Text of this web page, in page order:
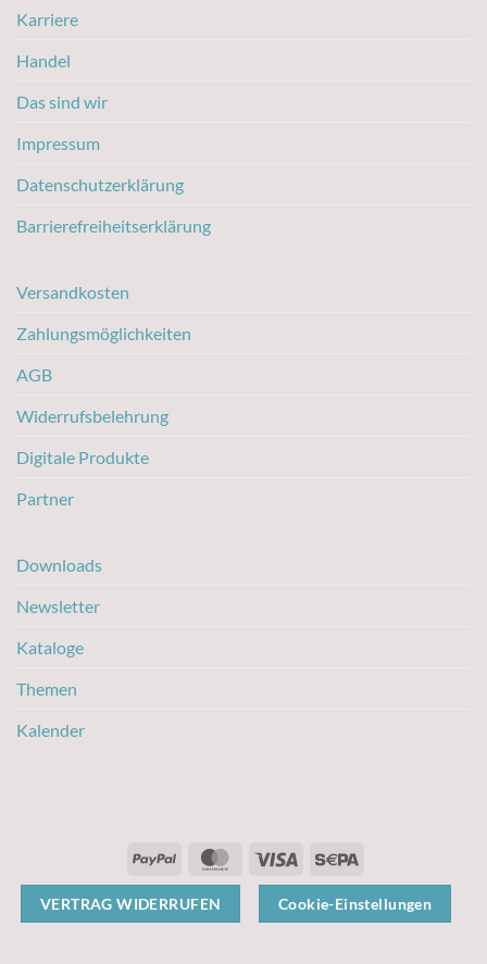
Karriere
Handel
Das sind wir
Impressum
Datenschutzerklärung
Barrierefreiheitserklärung
Versandkosten
Zahlungsmöglichkeiten
AGB
Widerrufsbelehrung
Digitale Produkte
Partner
Downloads
Newsletter
Kataloge
Themen
Kalender
PayPal MasterCard
Visa Sepa
VERTRAG WIDERRUFEN Cookie-Einstellungen